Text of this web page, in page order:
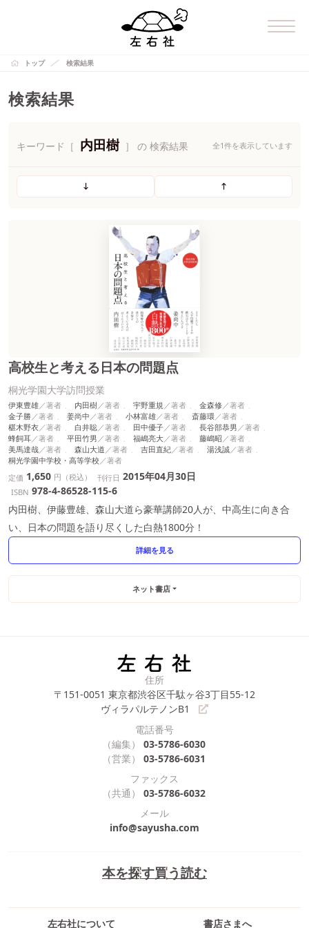
トップ 検索結果
検索結果
キーワード［ 内田樹 ］ の 検索結果 全1件を表示しています
高校生と考える日本の問題点
桐光学園大学訪問授業
伊東豊雄 内田樹 宇野重規
金森修
金子勝
姜尚中 小林富雄
斎藤環
椹木野衣
白井聡 田中優子
長谷部恭男
蜂飼耳
平田竹男 福嶋亮大
藤嶋昭
美馬達哉
森山大道 吉田直紀
湯浅誠
桐光学園中学校・高等学校
定価 1,650 円（税込） 刊行日 2015年04月30日
ISBN 978-4-86528-115-6
内田樹、伊藤豊雄、森山大道ら豪華講師20人が、中高生に向き合
い、日本の問題を語り尽くした白熱1800分！
詳細を見る
ネット書店
本を探す買う読む
左右社について 書店さまへ
住所
〒151-0051 東京都渋谷区千駄ヶ谷3丁目55-12
ヴィラパルテノンB1
電話番号
（編集）
03-5786-6030
（営業）
03-5786-6031
ファックス
（共通）
03-5786-6032
メール
info@sayusha.com